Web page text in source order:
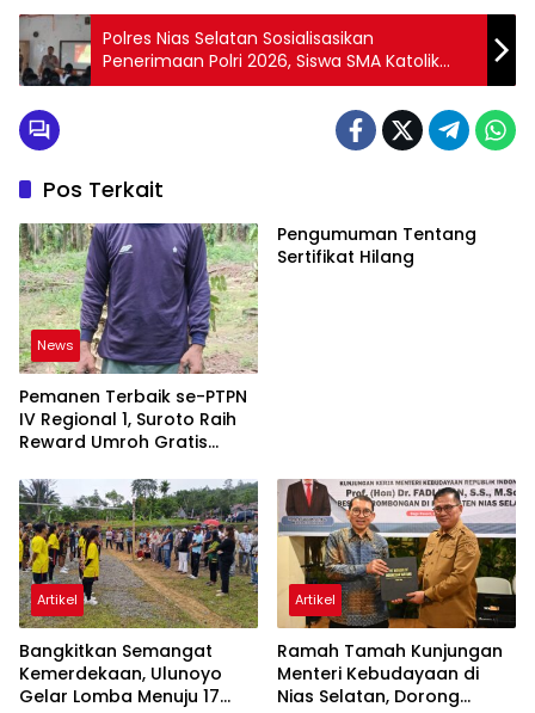
Polres Nias Selatan Sosialisasikan
Penerimaan Polri 2026, Siswa SMA Katolik
Bintang Laut Teluk Dalam Antusias
Pos Terkait
News
Pemanen Terbaik se-PTPN
IV Regional 1, Suroto Raih
Reward Umroh Gratis
Pengumuman Tentang
Sertifikat Hilang
Artikel
Bangkitkan Semangat
Kemerdekaan, Ulunoyo
Gelar Lomba Menuju 17
Artikel
Ramah Tamah Kunjungan
Menteri Kebudayaan di
Nias Selatan, Dorong